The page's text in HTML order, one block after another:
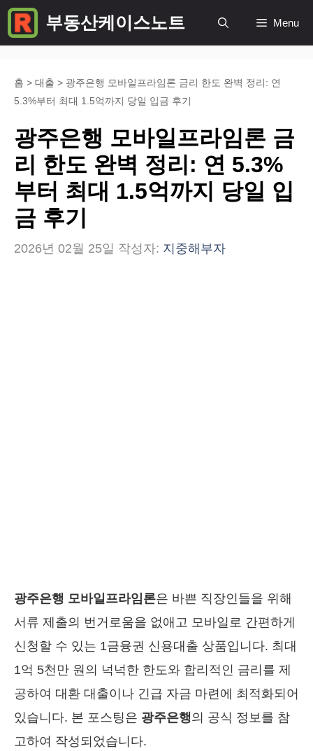
컨
텐
부동산케이스노트 Menu
홈 > 대출 > 광주은행 모바일프라임론 금리 한도 완벽 정리: 연
5.3%부터 최대 1.5억까지 당일 입금 후기
광주은행 모바일프라임론 금
리 한도 완벽 정리: 연 5.3%
부터 최대 1.5억까지 당일 입
금 후기
2026년 02월 25일 작성자: 지중해부자
광주은행 모바일프라임론은 바쁜 직장인들을 위해
서류 제출의 번거로움을 없애고 모바일로 간편하게
신청할 수 있는 1금융권 신용대출 상품입니다. 최대
1억 5천만 원의 넉넉한 한도와 합리적인 금리를 제
공하여 대환 대출이나 긴급 자금 마련에 최적화되어
있습니다. 본 포스팅은 광주은행의 공식 정보를 참
고하여 작성되었습니다.